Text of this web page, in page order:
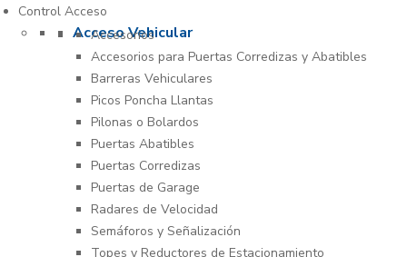
Control Acceso
Acceso Vehicular
Accesorios
Accesorios para Puertas Corredizas y Abatibles
Barreras Vehiculares
Picos Poncha Llantas
Pilonas o Bolardos
Puertas Abatibles
Puertas Corredizas
Puertas de Garage
Radares de Velocidad
Semáforos y Señalización
Topes y Reductores de Estacionamiento